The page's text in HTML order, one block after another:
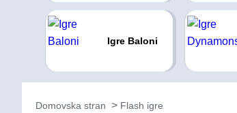
Igre Baloni
Domovska stran Flash igre